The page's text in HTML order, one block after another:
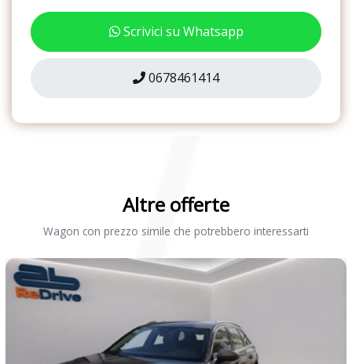
Sedile riscaldato lato guidatore
Sedili posteriori regolabili
Sedili regolabili elettricamente
Sistema di apertura keyless
Sistema di protezione urto pedoni
Sistema di riconoscimento stanchezza guidatore
Specchietti di cortesia
Fari anteriori full led
Freno di stazionamento elettromeccanico con funzione auto hold
Front assistant - monitoraggio radar dello spazio antistante la
Indicatori di direzione integrati negli specchietti retrovisori
Intelligent park assist
Kessy full con tecnologia open on approach e walk away locking
Keyless easy start - sistema di avviamento senza chiave
Kit tappeti gomma + vasca bagagliaio
Scrivici su Whatsapp
0678461414
Altre offerte
Wagon con prezzo simile che potrebbero interessarti